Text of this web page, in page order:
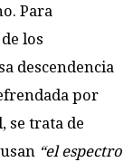
Para
los
descendencia
por
se trata de
“el espectro